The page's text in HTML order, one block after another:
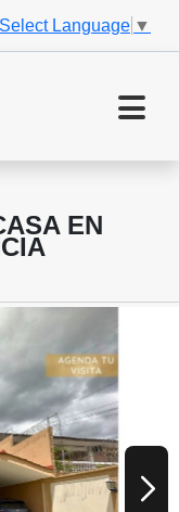
Select Language ▼
EN